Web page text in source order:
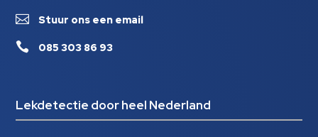
 Stuur ons een email
 085 303 86 93
Lekdetectie door heel Nederland